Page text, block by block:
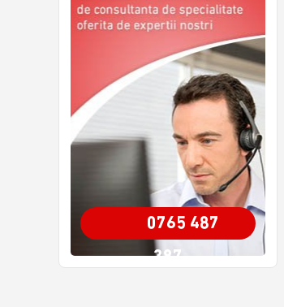
0765 487
387